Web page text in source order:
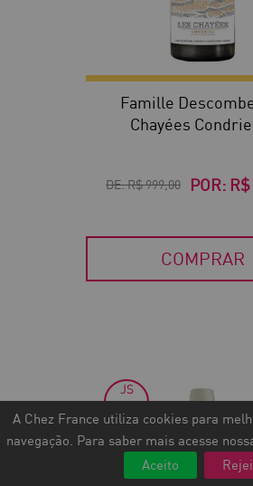
A Chez France utiliza cookies para
navegação. Para saber mais acesse
Aceito
Famille
Chayées
DE:R$ 999,00 POR:
COMPRAR
JS
90